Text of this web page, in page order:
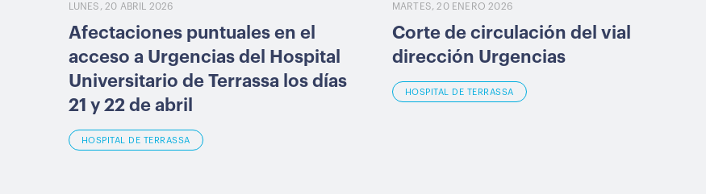
LUNES, 20 ABRIL 2026
Afectaciones puntuales en el
acceso a Urgencias del Hospital
Universitario de Terrassa los días
21 y 22 de abril
HOSPITAL DE TERRASSA
MARTES, 20 ENERO 2026
Corte de circulación del vial
dirección Urgencias
HOSPITAL DE TERRASSA